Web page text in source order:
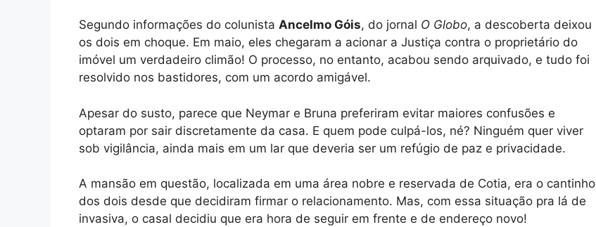
Segundo informações do colunista Ancelmo Góis, do jornal O Globo, a descoberta deixou
os dois em choque. Em maio, eles chegaram a acionar a Justiça contra o proprietário do
imóvel um verdadeiro climão! O processo, no entanto, acabou sendo arquivado, e tudo foi
resolvido nos bastidores, com um acordo amigável.
Apesar do susto, parece que Neymar e Bruna preferiram evitar maiores confusões e
optaram por sair discretamente da casa. E quem pode culpá-los, né? Ninguém quer viver
sob vigilância, ainda mais em um lar que deveria ser um refúgio de paz e privacidade.
A mansão em questão, localizada em uma área nobre e reservada de Cotia, era o cantinho
dos dois desde que decidiram firmar o relacionamento. Mas, com essa situação pra lá de
invasiva, o casal decidiu que era hora de seguir em frente e de endereço novo!